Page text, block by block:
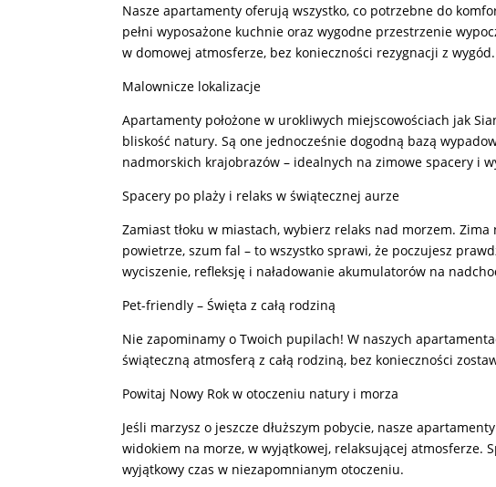
Nasze apartamenty oferują wszystko, co potrzebne do
pełni wyposażone kuchnie oraz wygodne przestrzenie
w domowej atmosferze, bez konieczności rezygnacji z wygód.
Malownicze lokalizacje
Apartamenty położone w urokliwych miejscowościach jak
bliskość natury. Są one jednocześnie dogodną bazą
nadmorskich krajobrazów – idealnych na zimowe spacery i
Spacery po plaży i relaks w świątecznej aurze
Zamiast tłoku w miastach, wybierz relaks nad morzem.
powietrze, szum fal – to wszystko sprawi, że poczujesz
wyciszenie, refleksję i naładowanie akumulatorów na
Pet-friendly – Święta z całą rodziną
Nie zapominamy o Twoich pupilach! W naszych
świąteczną atmosferą z całą rodziną, bez konieczności
Powitaj Nowy Rok w otoczeniu natury i morza
Jeśli marzysz o jeszcze dłuższym pobycie, nasze
widokiem na morze, w wyjątkowej, relaksującej atmosferze.
wyjątkowy czas w niezapomnianym otoczeniu.